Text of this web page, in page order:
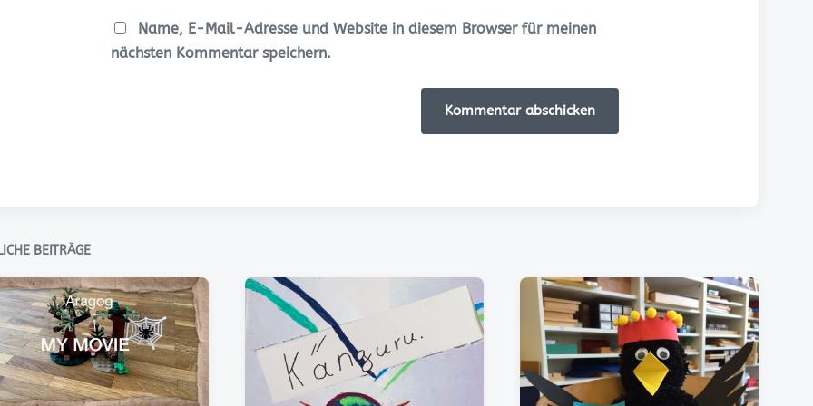
Name, E-Mail-Adresse und Website in diesem Browser für meinen
nächsten Kommentar speichern.
BEITRÄGE